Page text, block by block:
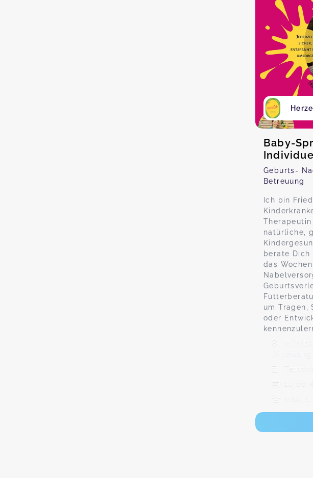
Baby-
Geburts-
Betreuung
Ich bin
natürliche,
berate Dich
das
um Tragen,
oder
Dirlewang
10,00 €
Max. 1